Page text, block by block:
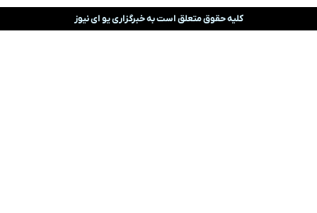
کلیه حقوق متعلق است به خبرگزاری یو ای نیوز